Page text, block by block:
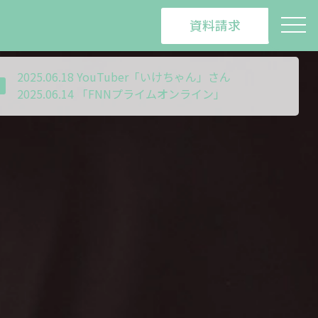
資料請求
2025.09.02 TBS「THE TIME,」
2025.07.11 フジテレビ「めざましテレビ」
2025.06.18 YouTuber「いけちゃん」さん
2025.06.14 「FNNプライムオンライン」
2025.06.13 YouTuber「くれいじーまぐねっと」さん
2025.06.13 フジテレビ「Live News α」